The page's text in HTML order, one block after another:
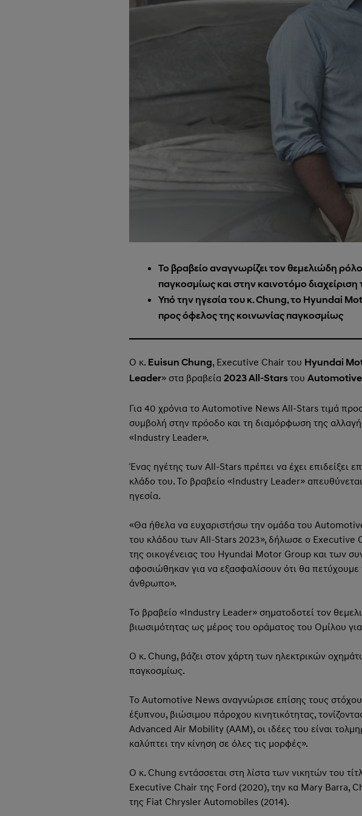
Το βραβείο αναγνωρίζει τον θεμελιώδη
παγκοσμίως και στην καινοτόμο
Υπό την ηγεσία του κ. Chung, το Hyundai
προς όφελος της κοινωνίας παγκοσμίως
Ο κ. Euisun Chung, Executive Chair του Hyundai
Leader» στα βραβεία 2023 All-Starsτου
Για 40 χρόνια το Automotive News All-Stars τιμά
συμβολή στην πρόοδο και τη διαμόρφωση της
«Industry Leader».
Ένας ηγέτης των All-Stars πρέπει να έχει επιδείξει
κλάδο του. Το βραβείο «Industry Leader»
ηγεσία.
«Θα ήθελα να ευχαριστήσω την ομάδα του Automotive
του κλάδου των All-Stars 2023», δήλωσε ο Executive
της οικογένειας του Hyundai Motor Group και των
αφοσιώθηκαν για να εξασφαλίσουν ότι θα
άνθρωπο».
Το βραβείο «Industry Leader» σηματοδοτεί τον
βιωσιμότητας ως μέρος του οράματος του Ομίλου για
Ο κ. Chung, βάζει στον χάρτη των ηλεκτρικών
παγκοσμίως.
Το Automotive News αναγνώρισε επίσης τους
έξυπνου, βιώσιμου πάροχου κινητικότητας,
Advanced Air Mobility (AAM), οι ιδέες του είναι
καλύπτει την κίνηση σε όλες τις μορφές».
Ο κ. Chung εντάσσεται στη λίστα των νικητών του
Executive Chair της Ford (2020), την κα Mary Barra,
της Fiat Chrysler Automobiles (2014).